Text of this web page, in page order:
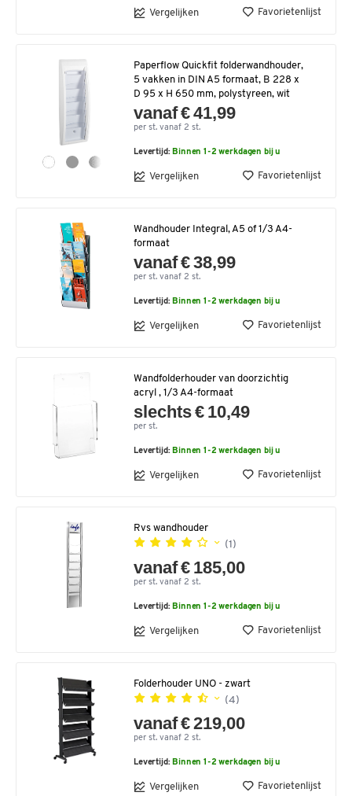
Vergelijken Favorietenlijst
Paperflow Quickfit folderwandhouder,
5 vakken in DIN A5 formaat, B 228 x
D 95 x H 650 mm, polystyreen, wit
vanaf € 41,99
per st. vanaf 2 st.
Levertijd: Binnen 1-2 werkdagen bij u
Vergelijken Favorietenlijst
Wandhouder Integral, A5 of 1/3 A4-
formaat
vanaf € 38,99
per st. vanaf 2 st.
Levertijd: Binnen 1-2 werkdagen bij u
Vergelijken Favorietenlijst
Wandfolderhouder van doorzichtig
acryl , 1/3 A4-formaat
slechts € 10,49
per st.
Levertijd: Binnen 1-2 werkdagen bij u
Vergelijken Favorietenlijst
Rvs wandhouder
(1)
vanaf € 185,00
per st. vanaf 2 st.
Levertijd: Binnen 1-2 werkdagen bij u
Vergelijken Favorietenlijst
Folderhouder UNO - zwart
(4)
vanaf € 219,00
per st. vanaf 2 st.
Levertijd: Binnen 1-2 werkdagen bij u
Vergelijken Favorietenlijst